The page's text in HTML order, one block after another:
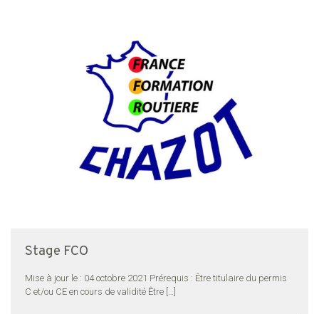
Stage FCO
Mise à jour le : 04 octobre 2021 Prérequis : Être titulaire du permis
C et/ou CE en cours de validité Être